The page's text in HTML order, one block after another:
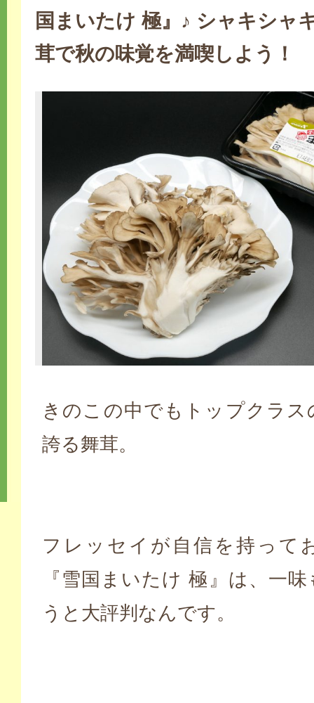
国まいたけ 極』♪ シャキシャ
茸で秋の味覚を満喫しよう！
きのこの中でもトップクラス
誇る舞茸。
フレッセイが自信を持って
『雪国まいたけ 極』は、一
うと大評判なんです。